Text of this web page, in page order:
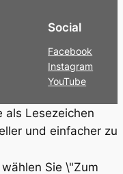
Social
Facebook
Instagram
YouTube
als Lesezeichen
und einfacher zu
Sie \"Zum